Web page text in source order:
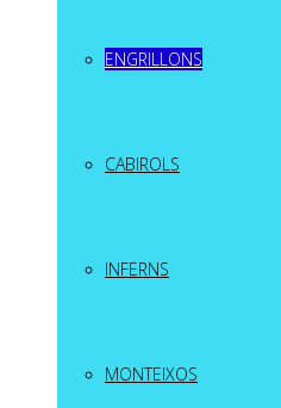
ENGRILLONS
CABIROLS
INFERNS
MONTEIXOS